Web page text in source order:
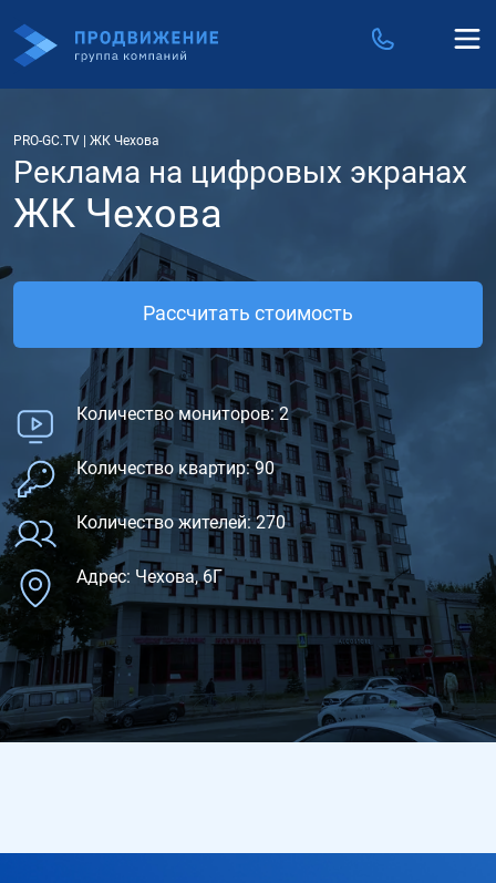
PRO-GC.TV ЖК Чехова
Реклама на цифровых экранах
ЖК Чехова
Рассчитать стоимость
Количество мониторов: 2
Количество квартир: 90
Количество жителей: 270
Адрес: Чехова, 6Г